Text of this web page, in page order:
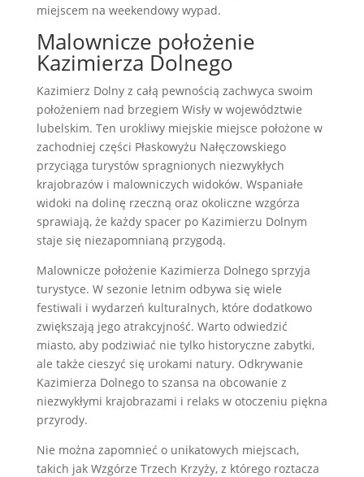
miejscem na weekendowy wypad.
Malownicze położenie
Kazimierza Dolnego
Kazimierz Dolny z całą pewnością zachwyca swoim
położeniem nad brzegiem Wisły w województwie
lubelskim. Ten urokliwy miejskie miejsce położone w
zachodniej części Płaskowyżu Nałęczowskiego
przyciąga turystów spragnionych niezwykłych
krajobrazów i malowniczych widoków. Wspaniałe
widoki na dolinę rzeczną oraz okoliczne wzgórza
sprawiają, że każdy spacer po Kazimierzu Dolnym
staje się niezapomnianą przygodą.
Malownicze położenie Kazimierza Dolnego sprzyja
turystyce. W sezonie letnim odbywa się wiele
festiwali i wydarzeń kulturalnych, które dodatkowo
zwiększają jego atrakcyjność. Warto odwiedzić
miasto, aby podziwiać nie tylko historyczne zabytki,
ale także cieszyć się urokami natury. Odkrywanie
Kazimierza Dolnego to szansa na obcowanie z
niezwykłymi krajobrazami i relaks w otoczeniu piękna
przyrody.
Nie można zapomnieć o unikatowych miejscach,
takich jak Wzgórze Trzech Krzyży, z którego roztacza